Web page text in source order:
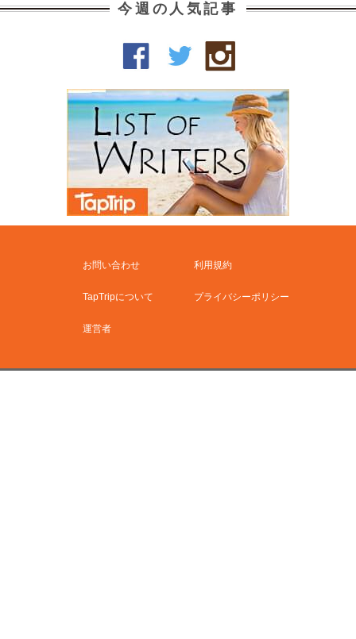
今週の人気記事
お問い合わせ 利用規約
TapTripについて プライバシーポリシー
運営者